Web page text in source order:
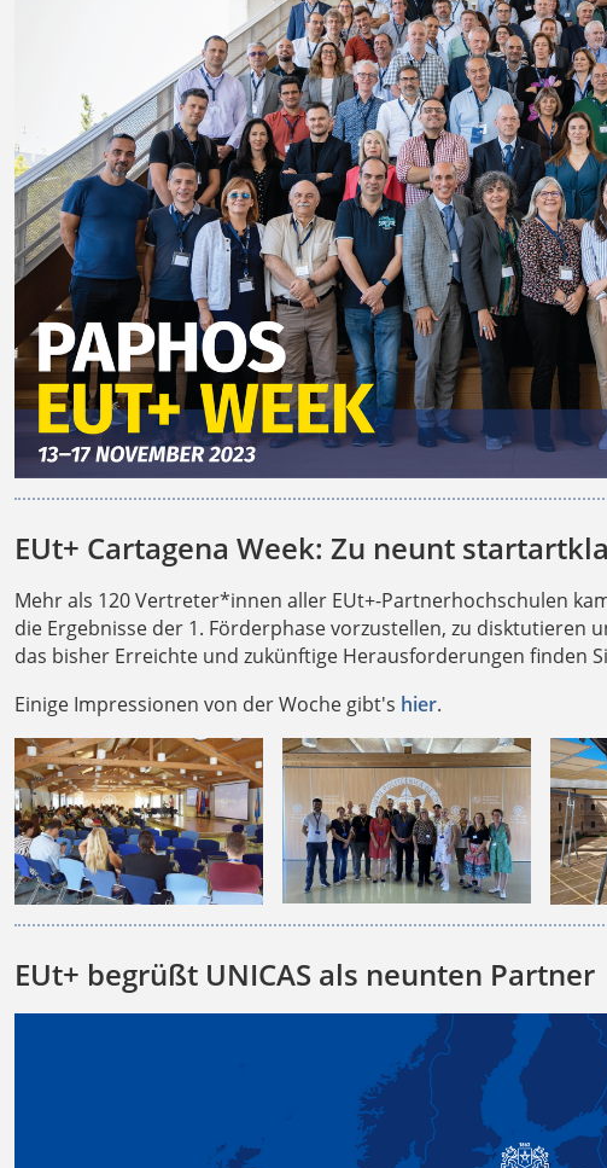
EUt+ Cartagena Week: Zu neunt
Mehr als 120 Vertreter*innen aller EUt+-Partnerhochschulen
die Ergebnisse der 1. Förderphase vorzustellen, zu disktutieren
das bisher Erreichte und zukünftige Herausforderungen finden
Einige Impressionen von der Woche gibt's hier.
EUt+ begrüßt UNICAS als neunten Partner